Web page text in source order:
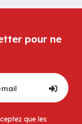
pour ne
que les